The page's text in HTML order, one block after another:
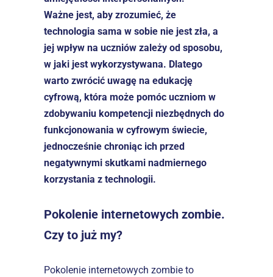
Ważne jest, aby zrozumieć, że
technologia sama w sobie nie jest zła, a
jej wpływ na uczniów zależy od sposobu,
w jaki jest wykorzystywana. Dlatego
warto zwrócić uwagę na edukację
cyfrową, która może pomóc uczniom w
zdobywaniu kompetencji niezbędnych do
funkcjonowania w cyfrowym świecie,
jednocześnie chroniąc ich przed
negatywnymi skutkami nadmiernego
korzystania z technologii.
Pokolenie internetowych zombie.
Czy to już my?
Pokolenie internetowych zombie to